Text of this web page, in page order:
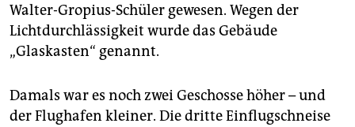
Walter-Gropius-Schüler gewesen. Wegen der
Lichtdurchlässigkeit wurde das Gebäude
„Glaskasten“ genannt.
Damals war es noch zwei Geschosse höher – und
der Flughafen kleiner. Die dritte Einflugschneise